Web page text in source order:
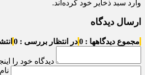
وارد سبد ذخایر خود کرده‌اند.
ارسال دیدگاه
مجموع دیدگاهها : 0 در انتظار بررسی : 0
دیدگاه خود را